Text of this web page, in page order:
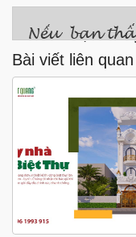
Bài viết liên quan